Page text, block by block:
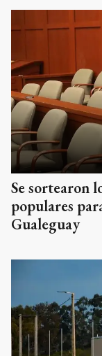
Se sortearon
populares
Gualeguay